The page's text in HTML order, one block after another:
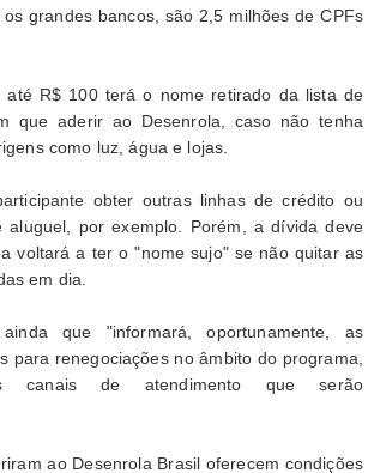
grandes bancos, são 2,5 milhões de CPFs
até R$ 100 terá o nome retirado da lista de
que aderir ao Desenrola, caso não tenha
como luz, água e lojas.
obter outras linhas de crédito ou
aluguel, por exemplo. Porém, a dívida deve
voltará a ter o "nome sujo" se não quitar as
em dia.
que "informará, oportunamente, as
para renegociações no âmbito do programa,
canais de atendimento que serão
ao Desenrola Brasil oferecem condições